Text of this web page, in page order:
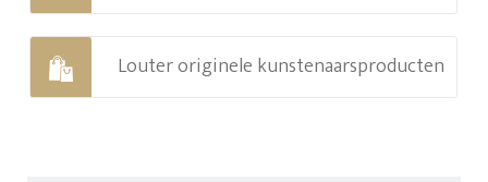
Louter originele kunstenaarsproducten